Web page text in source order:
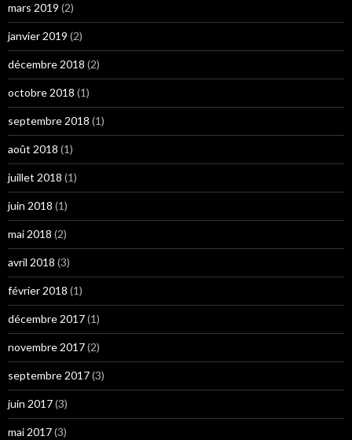
mars 2019 (2)
janvier 2019 (2)
décembre 2018 (2)
octobre 2018 (1)
septembre 2018 (1)
août 2018 (1)
juillet 2018 (1)
juin 2018 (1)
mai 2018 (2)
avril 2018 (3)
février 2018 (1)
décembre 2017(1)
novembre 2017(2)
septembre 2017(3)
juin 2017(3)
mai 2017(3)